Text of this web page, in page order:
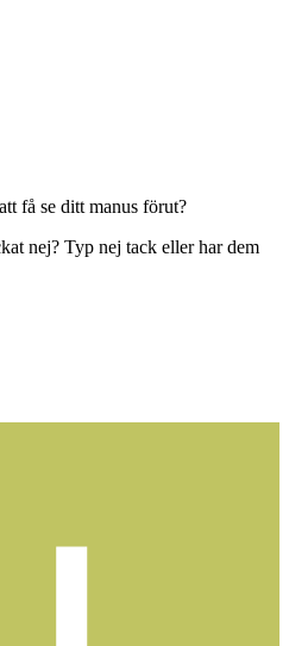
få se ditt manus förut?
nej? Typ nej tack eller har dem